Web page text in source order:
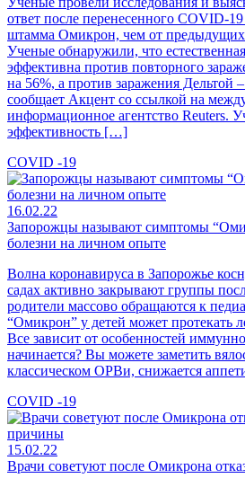
ответ после перенесенного COVID-
штамма Омикрон, чем от предыдущих
Ученые обнаружили, что
эффективна против повторного
на 56%, а против заражения Дельтой
сообщает Акцент со ссылкой на
информационное агентство Reuters.
эффективность […]
COVID -19
16.02.22
Запорожцы называют симптомы
болезни на личном опыте
Волна коронавируса в Запорожье
садах активно закрывают группы
родители массово обращаются к
“Омикрон” у детей может протекать
Все зависит от особенностей
начинается? Вы можете заметить
классическом ОРВи, снижается
COVID -19
15.02.22
Врачи советуют после Омикрона